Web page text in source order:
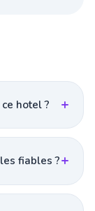
hotel ?
fiables ?